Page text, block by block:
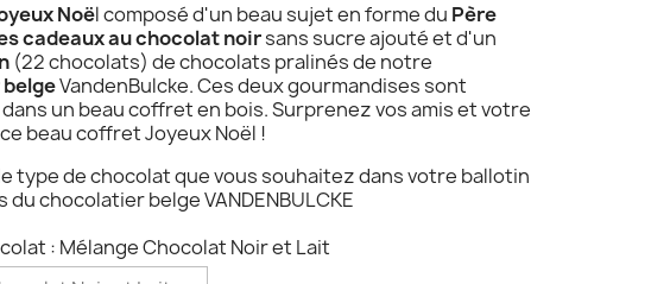
Noël composé d'un beau sujet en forme du Père
cadeaux au chocolat noirsans sucre ajouté et d'un
(22 chocolats) de chocolats pralinés de notre
VandenBulcke. Ces deux gourmandises sont
un beau coffret en bois. Surprenez vos amis et votre
beau coffret Joyeux Noël !
type de chocolat que vous souhaitez dans votre ballotin
chocolatier belge VANDENBULCKE
: Mélange Chocolat Noir et Lait